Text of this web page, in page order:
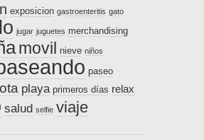
exposicion gastroenteritis gato
jugar juguetes merchandising
movil nieve niños
paseo
playa primeros días relax
salud selfie viaje